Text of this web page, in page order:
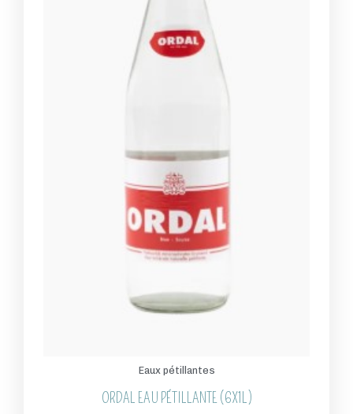
Eaux pétillantes
ORDAL EAU PÉTILLANTE (6X1L)